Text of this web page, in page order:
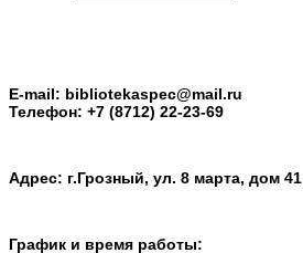
E-mail: bibliotekaspec@mail.ru
Телефон: +7 (8712) 22-23-69
Адрес: г.Грозный, ул. 8 марта, дом 41
График и время работы: